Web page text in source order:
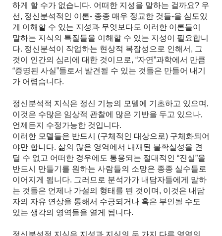
하게 할 수가 없습니다. 어떠한 지성을 말하는 걸까요? 우
선, 정신분석적인 이론- 종종 매우 정교한 것들-을 심도있
게 이해할 수 있는 지성과 무엇보다도 이러한 이론들이
말하는 지식의 특질들을 이해할 수 있는 지성이 필요합니
다. 정신분석이 작업하는 현상적 복잡성으로 인해서, 그
것이 인간의 심리에 대한 것이므로, “자연”과학에서 만큼
“증명된 사실”들로서 발견될 수 있는 것들은 만들어 내기
가 어렵습니다.
정신분석적 지식은 정신 기능의 모델에 기초하고 있으며,
이것은 수많은 임상적 관찰에 많은 기반을 두고 있으나,
언제든지 수정가능한 것입니다.
이러한 모델들은 반드시 (구체적인 대상으로) 구체화되어
야만 합니다. 삶의 많은 영역에서 내재된 불확실성을 견
딜 수 없고 어떠한 경우에도 통용되는 절대적인 “진실”을
반드시 만들기를 원하는 사람들의 소망은 종종 실수들로
이어지게 됩니다. 그러므로 분석가가 내담자들에게 말하
는 것들은 언제나 가설의 형태를 띈 것이며, 이것은 내담
자의 자유 연상을 통해서 수긍되거나 혹은 부인될 수도
있는 생각의 영역들을 열게 됩니다.
정신분석적 지식은 지성과 지식의 두 가지 다른 영역의